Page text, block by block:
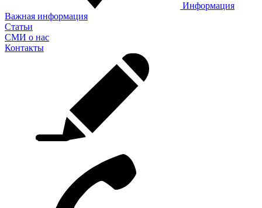
Информация
Важная информация
Статьи
СМИ о нас
Контакты